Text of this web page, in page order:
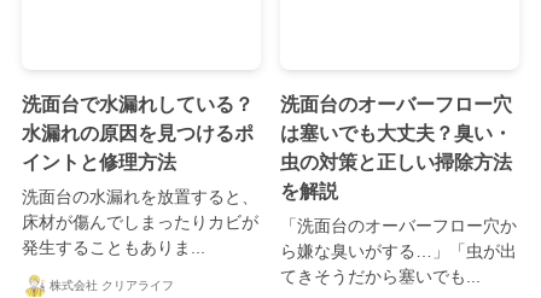
洗面台で水漏れしている？
水漏れの原因を見つけるポ
イントと修理方法
洗面台の水漏れを放置すると、
床材が傷んでしまったりカビが
発生することもありま...
株式会社 クリアライフ
洗面台のオーバーフロー穴
は塞いでも大丈夫？臭い・
虫の対策と正しい掃除方法
を解説
「洗面台のオーバーフロー穴か
ら嫌な臭いがする…」「虫が出
てきそうだから塞いでも...